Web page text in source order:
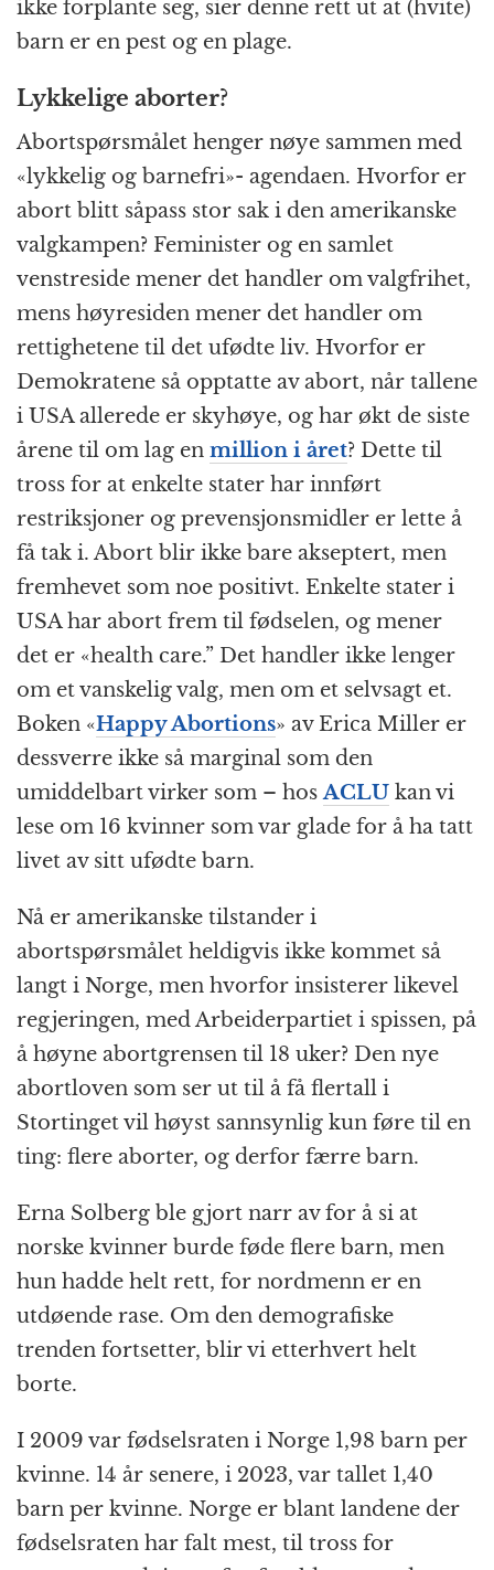
ikke forplante seg, sier denne rett ut at (hvite)
barn er en pest og en plage.
Lykkelige aborter?
Abortspørsmålet henger nøye sammen med
«lykkelig og barnefri»- agendaen. Hvorfor er
abort blitt såpass stor sak i den amerikanske
valgkampen? Feminister og en samlet
venstreside mener det handler om valgfrihet,
mens høyresiden mener det handler om
rettighetene til det ufødte liv. Hvorfor er
Demokratene så opptatte av abort, når tallene
i USA allerede er skyhøye, og har økt de siste
årene til om lag en million i året? Dette til
tross for at enkelte stater har innført
restriksjoner og prevensjonsmidler er lette å
få tak i. Abort blir ikke bare akseptert, men
fremhevet som noe positivt. Enkelte stater i
USA har abort frem til fødselen, og mener
det er «health care.” Det handler ikke lenger
om et vanskelig valg, men om et selvsagt et.
Boken «Happy Abortions» av Erica Miller er
dessverre ikke så marginal som den
umiddelbart virker som – hosACLU kan vi
lese om 16 kvinner som var glade for å ha tatt
livet av sitt ufødte barn.
Nå er amerikanske tilstander i
abortspørsmålet heldigvis ikke kommet så
langt i Norge, men hvorfor insisterer likevel
regjeringen, med Arbeiderpartiet i spissen, på
å høyne abortgrensen til 18 uker? Den nye
abortloven som ser ut til å få flertall i
Stortinget vil høyst sannsynlig kun føre til en
ting: flere aborter, og derfor færre barn.
Erna Solberg ble gjort narr av for å si at
norske kvinner burde føde flere barn, men
hun hadde helt rett, for nordmenn er en
utdøende rase. Om den demografiske
trenden fortsetter, blir vi etterhvert helt
borte.
I 2009 var fødselsraten i Norge 1,98 barn per
kvinne. 14 år senere, i 2023, var tallet 1,40
barn per kvinne. Norge er blant landene der
fødselsraten har falt mest, til tross for